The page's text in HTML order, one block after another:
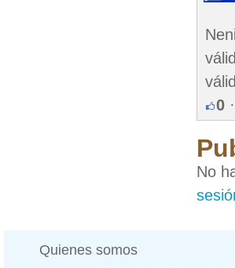
0 ·
No
Quienes somos